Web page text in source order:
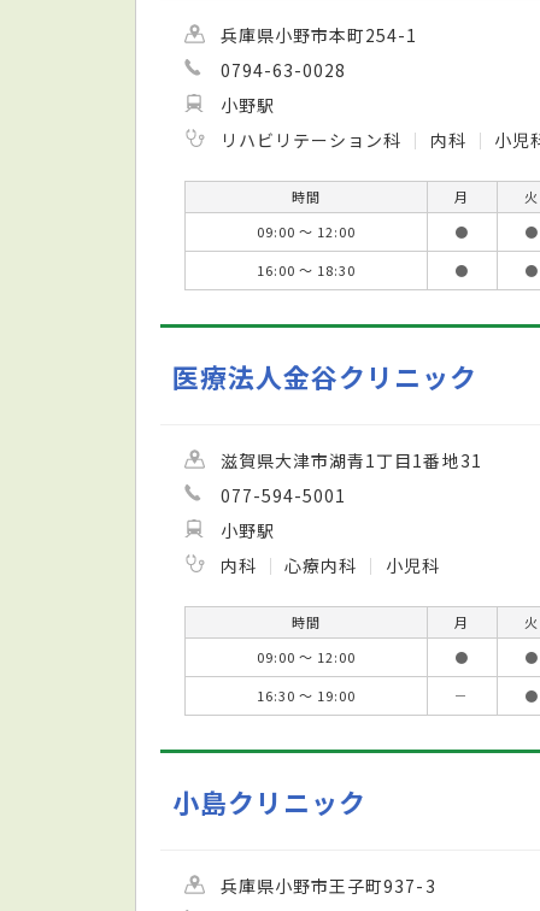
兵庫県小野市本町254-1
0794-63-0028
小野駅
リハビリテーション科
内科 小児
時間 月 火
09:00 ～ 12:00
● ●
16:00 ～ 18:30
● ●
医療法人金谷クリニック
滋賀県大津市湖青1丁目1番地31
077-594-5001
小野駅
内科
心療内科 小児科
時間 月 火
09:00 ～ 12:00
● ●
16:30 ～ 19:00
－ ●
小島クリニック
兵庫県小野市王子町937-3